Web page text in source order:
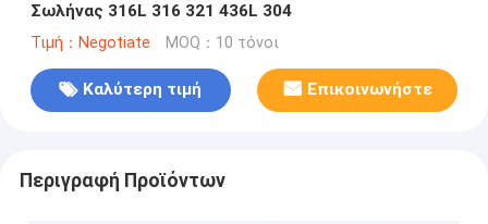
Σωλήνας 316L 316 321 436L 304
Τιμή：Negotiate MOQ：10 τόνοι
Καλύτερη τιμή Επικοινωνήστε
Περιγραφή Προϊόντων